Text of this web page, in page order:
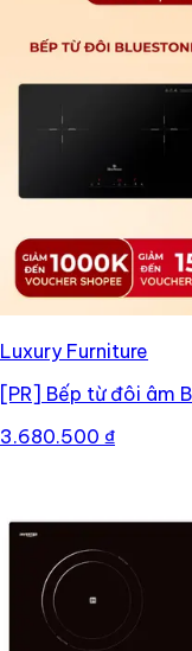
Luxury Furniture
[PR] Bếp từ đôi âm
3.680.500 ₫